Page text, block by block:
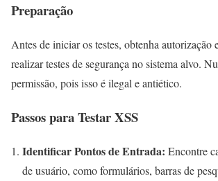
Preparação
Antes de iniciar os testes, obtenha autorização
realizar testes de segurança no sistema alvo.
permissão, pois isso é ilegal e antiético.
Passos para Testar XSS
Identificar Pontos de Entrada: Encontre
de usuário, como formulários, barras de